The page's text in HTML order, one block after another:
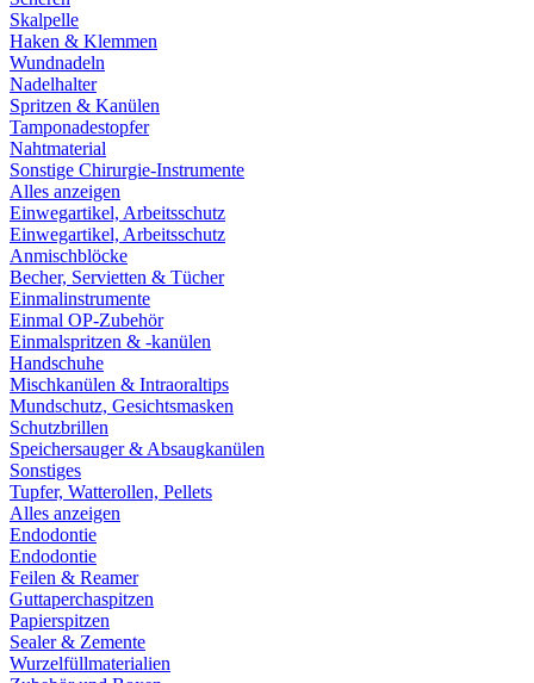
Skalpelle
Haken & Klemmen
Wundnadeln
Nadelhalter
Spritzen & Kanülen
Tamponadestopfer
Nahtmaterial
Sonstige Chirurgie-Instrumente
Alles anzeigen
Einwegartikel, Arbeitsschutz
Einwegartikel, Arbeitsschutz
Anmischblöcke
Becher, Servietten & Tücher
Einmalinstrumente
Einmal OP-Zubehör
Einmalspritzen & -kanülen
Handschuhe
Mischkanülen & Intraoraltips
Mundschutz, Gesichtsmasken
Schutzbrillen
Speichersauger & Absaugkanülen
Sonstiges
Tupfer, Watterollen, Pellets
Alles anzeigen
Endodontie
Endodontie
Feilen & Reamer
Guttaperchaspitzen
Papierspitzen
Sealer & Zemente
Wurzelfüllmaterialien